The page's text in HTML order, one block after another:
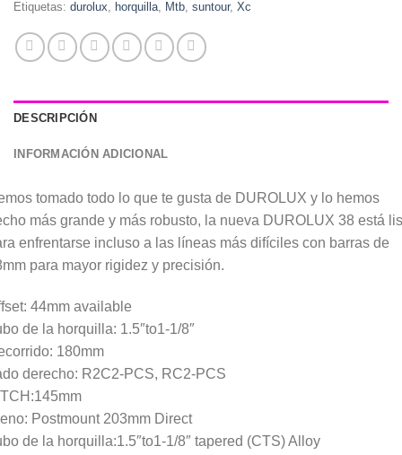
Etiquetas: durolux, horquilla, Mtb, suntour, Xc
DESCRIPCIÓN
INFORMACIÓN ADICIONAL
tomado todo lo que te gusta de DUROLUX y lo hemos
más grande y más robusto, la nueva DUROLUX 38 está
enfrentarse incluso a las líneas más difíciles con barras de
para mayor rigidez y precisión.
44mm available
de la horquilla: 1.5″to1-1/8″
180mm
derecho: R2C2-PCS, RC2-PCS
Postmount 203mm Direct
de la horquilla:1.5″to1-1/8″ tapered (CTS) Alloy